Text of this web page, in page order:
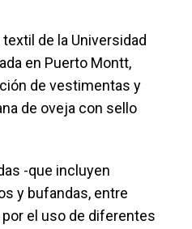
de la Universidad
en Puerto Montt,
de vestimentas y
de oveja con sello
-que incluyen
y bufandas, entre
el uso de diferentes